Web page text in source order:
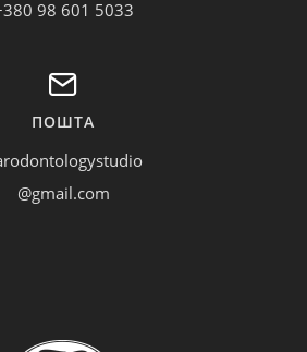
98 601 5033
ПОШТА
@gmail.com